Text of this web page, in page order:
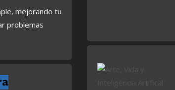
mejorando tu
problemas